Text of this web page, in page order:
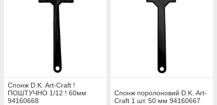
Спонж D.K. Art-Craft !
ПОШТУЧНО 1/12 ! 60мм
94160668
Спонж поролоновий D.K. Art-
Craft 1 шт. 50 мм 94160667